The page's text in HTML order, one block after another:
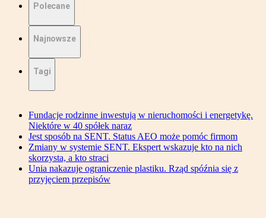
Polecane
Najnowsze
Tagi
Fundacje rodzinne inwestują w nieruchomości i energetykę.
Niektóre w 40 spółek naraz
Jest sposób na SENT. Status AEO może pomóc firmom
Zmiany w systemie SENT. Ekspert wskazuje kto na nich
skorzysta, a kto straci
Unia nakazuje ograniczenie plastiku. Rząd spóźnia się z
przyjęciem przepisów